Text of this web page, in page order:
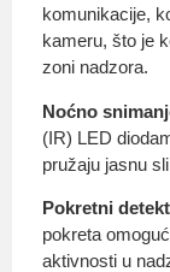
komunikacije,
kameru, što je
zoni nadzora.
Noćno
(IR) LED
pružaju jasnu
Pokretni
pokreta
aktivnosti u